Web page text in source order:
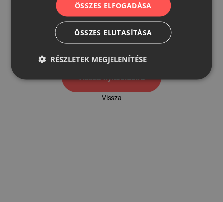
500
Vissza nyítóoldalra
Vissza
ÖSSZES ELFOGADÁSA
ÖSSZES ELUTASÍTÁSA
RÉSZLETEK MEGJELENÍTÉSE